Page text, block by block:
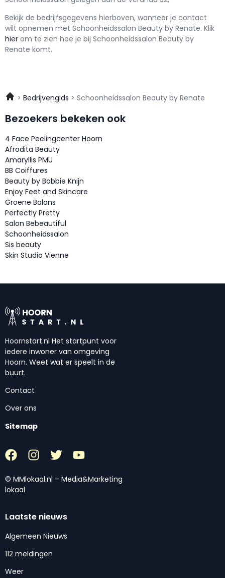
Bekijk de bedrijfsgegevens hierboven, wanneer je contact
wilt opnemen met Schoonheidssalon Beauty by Renate. Klik
hier om te zien hoe je bij Schoonheidssalon Beauty by
Renate komt.
Bedrijvengids Schoonheidssalon Beauty by Renate
Bezoekers bekeken ook
4 Face Peelingcenter Hoorn
Afrodita Beauty
Amaryllis PMU
BB Coiffures
Beauty by Bobbie Knijn
Enjoy Feet and Skincare
Groene Balans
Perfectly Pretty
Salon Bebeautiful
Schoonheidssalon
Sis beauty
Skin Studio Vienne
Hoornstart.nl Het startpunt voor
iedere inwoner van omgeving
Hoorn. Weet wat er speelt in de
buurt.
Contact
Over ons
Sitemap
© MMlokaal.nl – Media&Marketing
lokaal
Laatste nieuws
Algemeen Nieuws
112 meldingen
Weer